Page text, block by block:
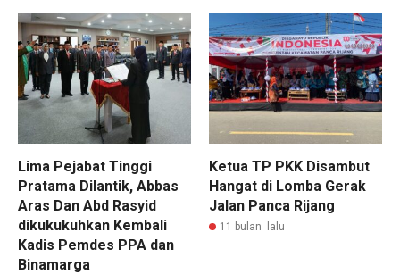
Lima Pejabat Tinggi
Pratama Dilantik, Abbas
Aras Dan Abd Rasyid
dikukukuhkan Kembali
Kadis Pemdes PPA dan
Binamarga
Ketua TP PKK Disambut
Hangat di Lomba Gerak
Jalan Panca Rijang
11 bulan lalu